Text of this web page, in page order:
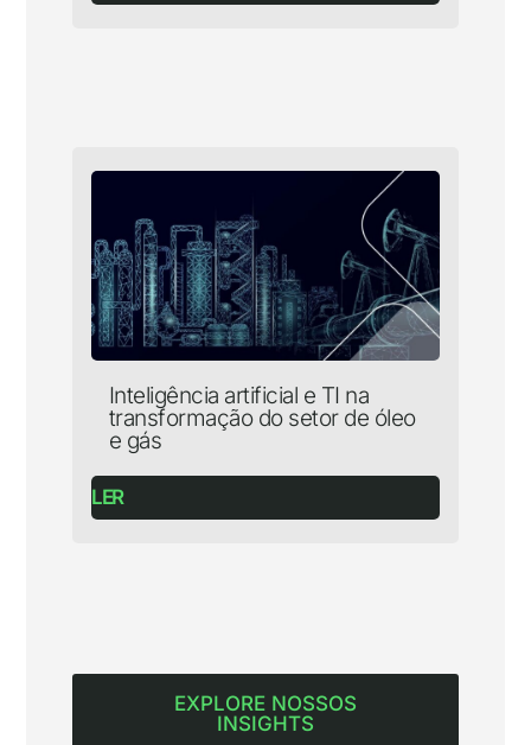
Inteligência artificial e TI na
transformação do setor de óleo
e gás
LER
EXPLORE NOSSOS
INSIGHTS